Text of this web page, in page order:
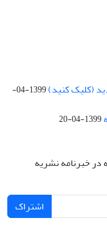
(کلیک کنید)
1399-04-
1399-04-20
در خبرنامه نشریه
اشتراک